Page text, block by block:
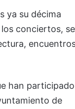
ya su décima
conciertos, se
han participado
de